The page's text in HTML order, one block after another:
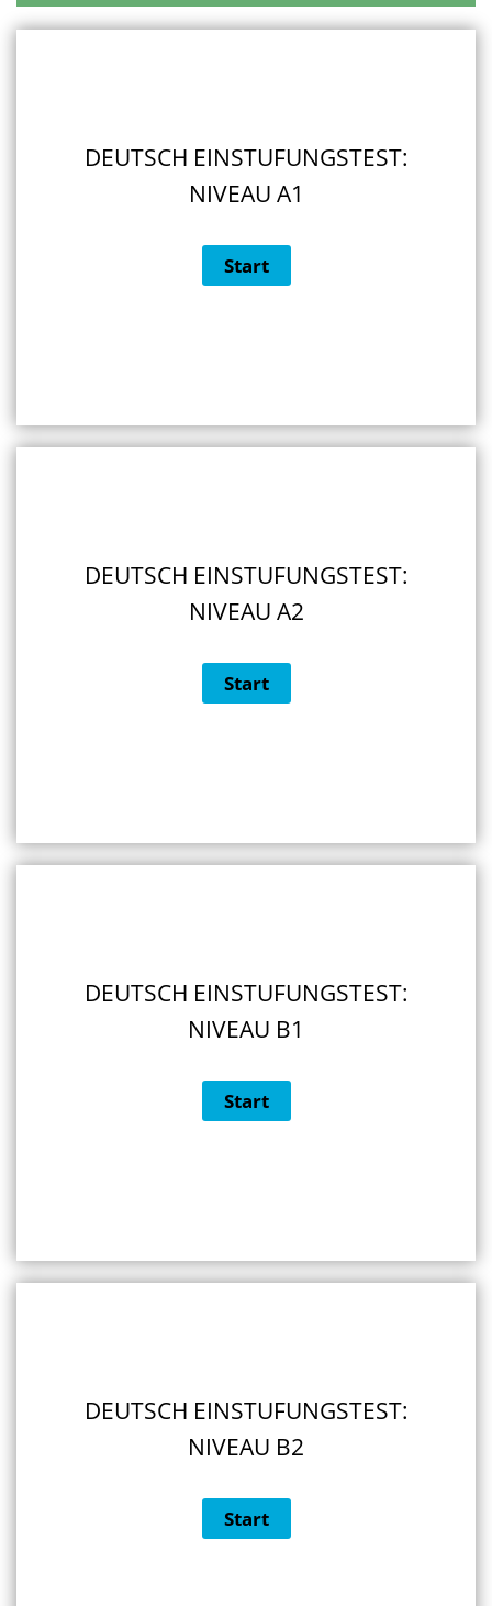
DEUTSCH EINSTUFUNGSTEST:
NIVEAU A1
DEUTSCH EINSTUFUNGSTEST:
NIVEAU A2
DEUTSCH EINSTUFUNGSTEST:
NIVEAU B1
DEUTSCH EINSTUFUNGSTEST:
NIVEAU B2